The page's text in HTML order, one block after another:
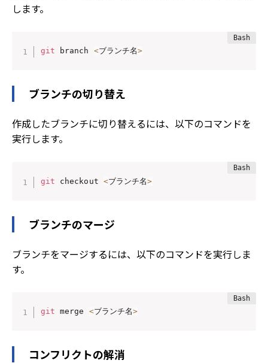
します。
git branch <ブランチ名>
ブランチの切り替え
作成したブランチに切り替えるには、以下のコマンドを
実行します。
git checkout <ブランチ名>
ブランチのマージ
ブランチをマージするには、以下のコマンドを実行しま
す。
git merge <ブランチ名>
コンフリクトの解消